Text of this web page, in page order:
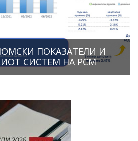
ПОКАЗАТЕЛИ И
СИСТЕМ НА РСМ